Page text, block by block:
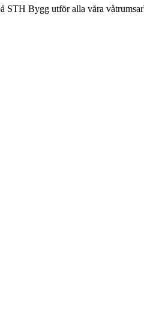
Bygg utför alla våra